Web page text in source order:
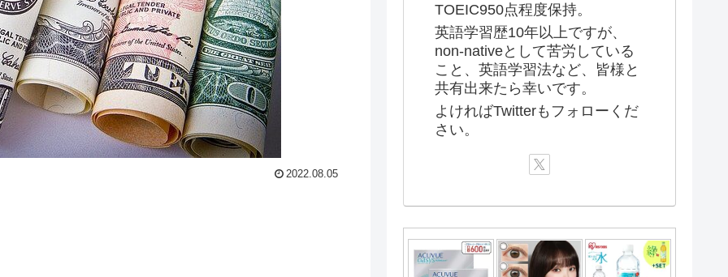
2022.08.05
TOEIC950点程度保持。
英語学習歴10年以上ですが、
non-nativeとして苦労している
こと、英語学習法など、皆様と
共有出来たら幸いです。
よければTwitterもフォローくだ
さい。